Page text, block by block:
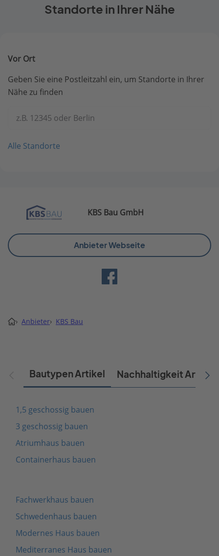
Standorte in Ihrer Nähe
Vor Ort
Geben Sie eine Postleitzahl ein, um Standorte in Ihrer
Nähe zu finden
z.B. 12345 oder Berlin
Alle Standorte
KBS Bau GmbH
Anbieter Webseite
› Anbieter› KBS Bau
Bautypen Artikel Nachhaltigkeit Artikel
1,5 geschossig bauen
3 geschossig bauen
Atriumhaus bauen
Containerhaus bauen
Fachwerkhaus bauen
Schwedenhaus bauen
Modernes Haus bauen
Mediterranes Haus bauen